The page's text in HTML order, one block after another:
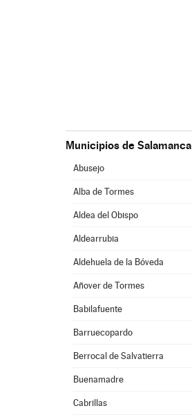
Municipios de Salamanca
Abusejo
Alba de Tormes
Aldea del Obispo
Aldearrubia
Aldehuela de la Bóveda
Añover de Tormes
Babilafuente
Barruecopardo
Berrocal de Salvatierra
Buenamadre
Cabrillas